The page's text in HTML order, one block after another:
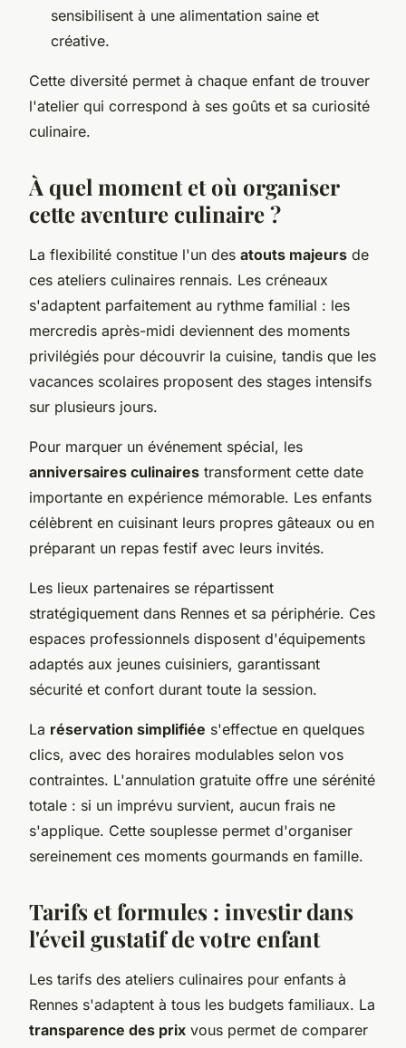
sensibilisent à une alimentation saine et
créative.
Cette diversité permet à chaque enfant de trouver
l'atelier qui correspond à ses goûts et sa curiosité
culinaire.
À quel moment et où organiser
cette aventure culinaire ?
La flexibilité constitue l'un des atouts majeurs de
ces ateliers culinaires rennais. Les créneaux
s'adaptent parfaitement au rythme familial : les
mercredis après-midi deviennent des moments
privilégiés pour découvrir la cuisine, tandis que les
vacances scolaires proposent des stages intensifs
sur plusieurs jours.
Pour marquer un événement spécial, les
anniversaires culinaires transforment cette date
importante en expérience mémorable. Les enfants
célèbrent en cuisinant leurs propres gâteaux ou en
préparant un repas festif avec leurs invités.
Les lieux partenaires se répartissent
stratégiquement dans Rennes et sa périphérie. Ces
espaces professionnels disposent d'équipements
adaptés aux jeunes cuisiniers, garantissant
sécurité et confort durant toute la session.
La réservation simplifiée s'effectue en quelques
clics, avec des horaires modulables selon vos
contraintes. L'annulation gratuite offre une sérénité
totale : si un imprévu survient, aucun frais ne
s'applique. Cette souplesse permet d'organiser
sereinement ces moments gourmands en famille.
Tarifs et formules : investir dans
l'éveil gustatif de votre enfant
Les tarifs des ateliers culinaires pour enfants à
Rennes s'adaptent à tous les budgets familiaux. La
transparence des prix vous permet de comparer